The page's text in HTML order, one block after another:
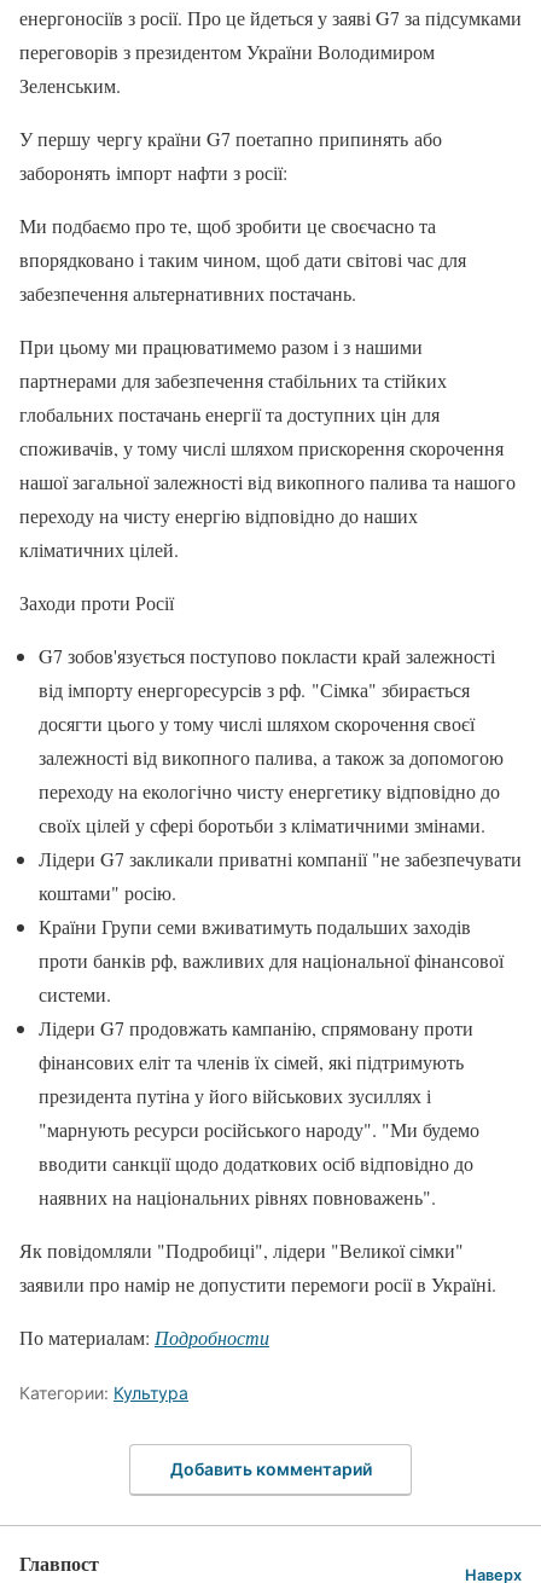
енергоносіїв з росії. Про це йдеться у заяві G7 за підсумками
переговорів з президентом України Володимиром
Зеленським.
У першу чергу країни G7 поетапно припинять або
заборонять імпорт нафти з росії:
Ми подбаємо про те, щоб зробити це своєчасно та
впорядковано і таким чином, щоб дати світові час для
забезпечення альтернативних постачань.
При цьому ми працюватимемо разом і з нашими
партнерами для забезпечення стабільних та стійких
глобальних постачань енергії та доступних цін для
споживачів, у тому числі шляхом прискорення скорочення
нашої загальної залежності від викопного палива та нашого
переходу на чисту енергію відповідно до наших
кліматичних цілей.
Заходи проти Росії
G7 зобов'язується поступово покласти край залежності
від імпорту енергоресурсів з рф. "Сімка" збирається
досягти цього у тому числі шляхом скорочення своєї
залежності від викопного палива, а також за допомогою
переходу на екологічно чисту енергетику відповідно до
своїх цілей у сфері боротьби з кліматичними змінами.
Лідери G7 закликали приватні компанії "не забезпечувати
коштами" росію.
Країни Групи семи вживатимуть подальших заходів
проти банків рф, важливих для національної фінансової
системи.
Лідери G7 продовжать кампанію, спрямовану проти
фінансових еліт та членів їх сімей, які підтримують
президента путіна у його військових зусиллях і
"марнують ресурси російського народу". "Ми будемо
вводити санкції щодо додаткових осіб відповідно до
наявних на національних рівнях повноважень".
Як повідомляли "Подробиці", лідери "Великої сімки"
заявили про намір не допустити перемоги росії в Україні.
По материалам: Подробности
Категории: Культура
Добавить комментарий
Главпост Наверх